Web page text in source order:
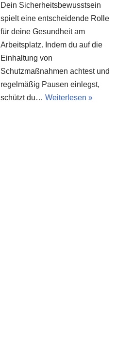
Dein Sicherheitsbewusstsein
spielt eine entscheidende Rolle
für deine Gesundheit am
Arbeitsplatz. Indem du auf die
Einhaltung von
Schutzmaßnahmen achtest und
regelmäßig Pausen einlegst,
schützt du… Weiterlesen »